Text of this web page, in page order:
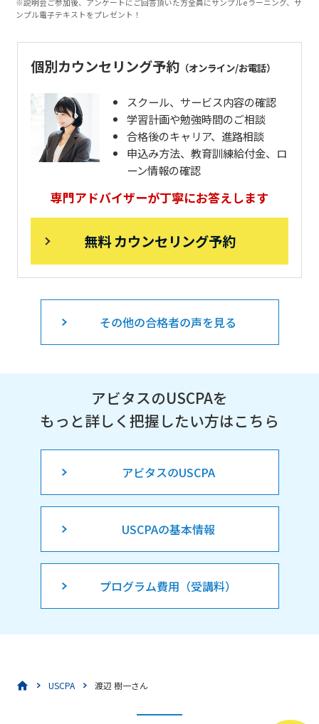
※説明会ご参加後、アンケートにご回答頂いた方全員にサンプルeラーニング、サ
ンプル電子テキストをプレゼント！
個別カウンセリング予約（オンライン/お電話）
スクール、サービス内容の確認
学習計画や勉強時間のご相談
合格後のキャリア、進路相談
申込み方法、教育訓練給付金、ロ
ーン情報の確認
専門アドバイザーが丁寧にお答えします
無料 カウンセリング予約
その他の合格者の声を見る
アビタスのUSCPAを
もっと詳しく把握したい方はこちら
アビタスのUSCPA
USCPAの基本情報
プログラム費用（受講料）
USCPA 渡辺 樹一さん